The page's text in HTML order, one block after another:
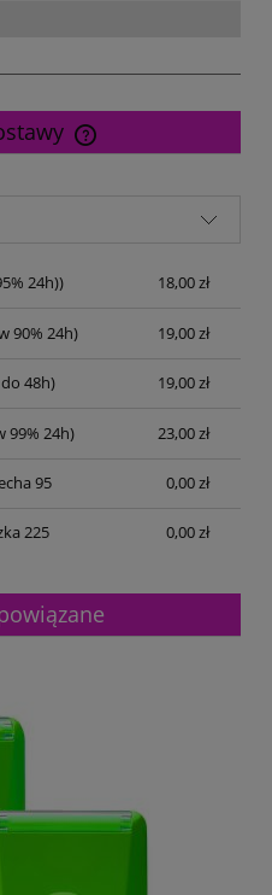
kosztów płatności
24h)) 18,00 zł
90% 24h) 19,00 zł
48h) 19,00 zł
99% 24h) 23,00 zł
95 0,00 zł
225 0,00 zł